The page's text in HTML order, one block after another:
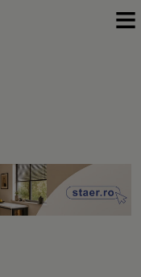
≡